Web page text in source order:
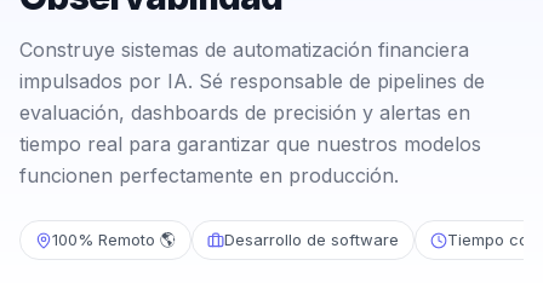
Construye sistemas de automatización financiera
impulsados por IA. Sé responsable de pipelines de
evaluación, dashboards de precisión y alertas en
tiempo real para garantizar que nuestros modelos
funcionen perfectamente en producción.
100% Remoto 🌎 Desarrollo de software Tiempo